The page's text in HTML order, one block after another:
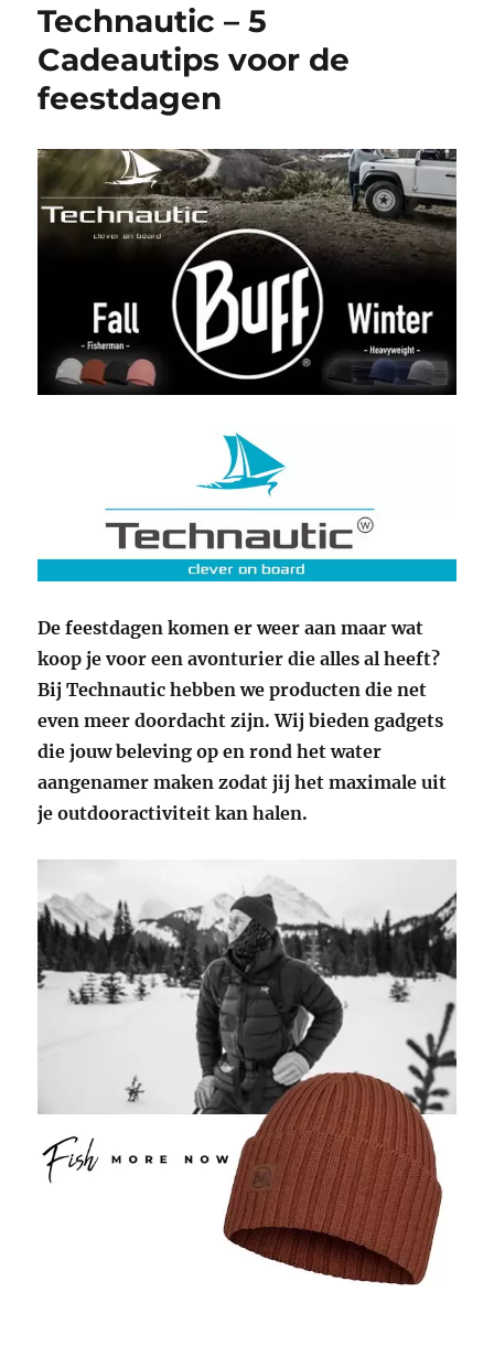
Technautic – 5
Cadeautips voor de
feestdagen
De feestdagen komen er weer aan maar wat
koop je voor een avonturier die alles al heeft?
Bij Technautic hebben we producten die net
even meer doordacht zijn. Wij bieden gadgets
die jouw beleving op en rond het water
aangenamer maken zodat jij het maximale uit
je outdooractiviteit kan halen.